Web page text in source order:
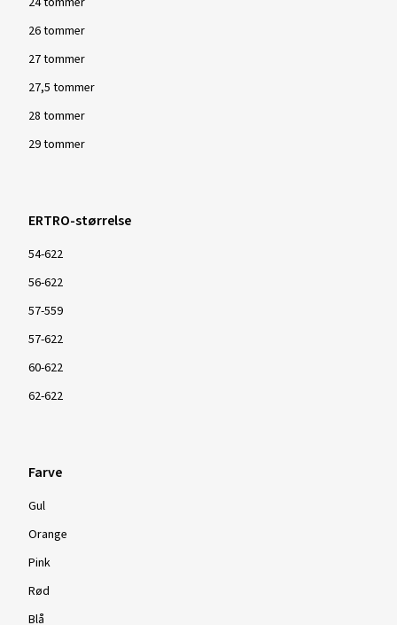
26 tommer
27 tommer
27,5 tommer
28 tommer
29 tommer
ERTRO-størrelse
54-622
56-622
57-559
57-622
60-622
62-622
Farve
Gul
Orange
Pink
Rød
Blå